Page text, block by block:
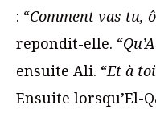
: “Comment vas-tu,
repondit-elle. “
ensuite Ali. “Et à
Ensuite lorsqu’El-